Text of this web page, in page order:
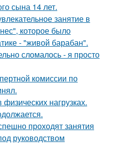
сына 14 лет.
занятие в
которое было
- "живой барабан".
сломалось - я просто
комиссии по
нагрузках.
проходят занятия
руководством